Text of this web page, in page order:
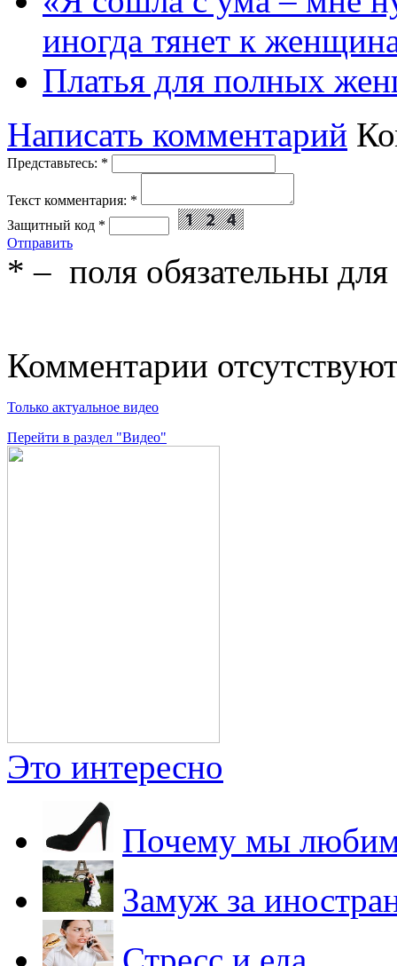
иногда тянет к
Платья для полных
Написать комментарий
Представьтесь: *
Текст комментария: *
Защитный код *
Отправить
* – поля обязательны для
Комментарии
Только актуальное видео
Перейти в раздел "Видео"
Это интересно
Почему мы любим
Замуж за